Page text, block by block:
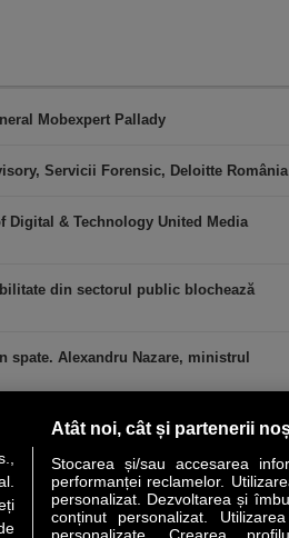
Mobexpert Pallady
Servicii Forensic, Deloitte România
Digital & Technology United Media
din sectorul public blochează
spate. Alexandru Nazare, ministrul
ANALIZE HI-TECH
Atât noi, cât și partenerii
Stocarea și/sau accesarea
performanței reclamelor.
personalizat. Dezvoltarea și
conținut personalizat.